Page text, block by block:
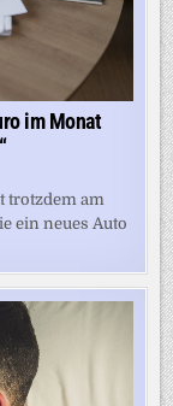
im Monat
trotzdem am
ein neues Auto